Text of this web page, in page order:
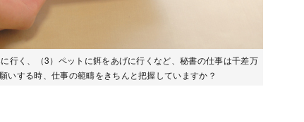
行く、（3）ペットに餌をあげに行くなど、秘書の仕事は千差万
いする時、仕事の範疇をきちんと把握していますか？